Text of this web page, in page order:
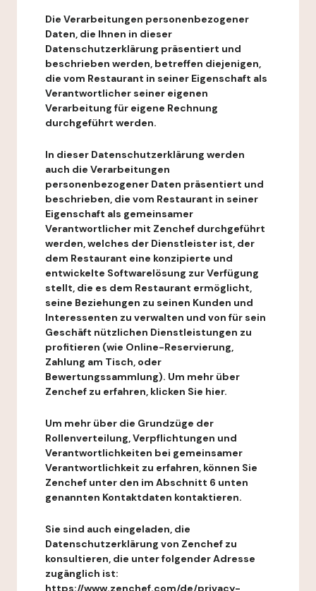
Die Verarbeitungen personenbezogener
Daten, die Ihnen in dieser
Datenschutzerklärung präsentiert und
beschrieben werden, betreffen diejenigen,
die vom Restaurant in seiner Eigenschaft als
Verantwortlicher seiner eigenen
Verarbeitung für eigene Rechnung
durchgeführt werden.
In dieser Datenschutzerklärung werden
auch die Verarbeitungen
personenbezogener Daten präsentiert und
beschrieben, die vom Restaurant in seiner
Eigenschaft als gemeinsamer
Verantwortlicher mit Zenchef durchgeführt
werden, welches der Dienstleister ist, der
dem Restaurant eine konzipierte und
entwickelte Softwarelösung zur Verfügung
stellt, die es dem Restaurant ermöglicht,
seine Beziehungen zu seinen Kunden und
Interessenten zu verwalten und von für sein
Geschäft nützlichen Dienstleistungen zu
profitieren (wie Online-Reservierung,
Zahlung am Tisch, oder
Bewertungssammlung). Um mehr über
Zenchef zu erfahren, klicken Sie hier.
Um mehr über die Grundzüge der
Rollenverteilung, Verpflichtungen und
Verantwortlichkeiten bei gemeinsamer
Verantwortlichkeit zu erfahren, können Sie
Zenchef unter den im Abschnitt 6 unten
genannten Kontaktdaten kontaktieren.
Sie sind auch eingeladen, die
Datenschutzerklärung von Zenchef zu
konsultieren, die unter folgender Adresse
zugänglich ist:
https://www.zenchef.com/de/privacy-